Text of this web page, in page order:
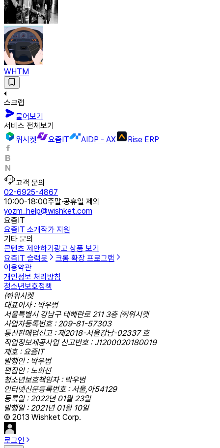
WHTM
스크랩
물어보기
서비스 전체보기
위시켓
요즘IT AIDP - AX Rise ERP
고객 문의
02-6925-4867
10:00-18:00주말·공휴일 제외
yozm_help@wishket.com
요즘IT
요즘IT 소개작가 지원
기타 문의
콘텐츠 제안하기 광고 상품 보기
요즘IT 슬랙봇
크롬 확장 프로그램
이용약관
개인정보 처리방침
청소년보호정책
㈜위시켓
대표이사 : 박우범
서울특별시 강남구 테헤란로 211 3층 ㈜위시켓
사업자등록번호 : 209-81-57303
통신판매업신고 : 제2018-서울강남-02337 호
직업정보제공사업 신고번호 : J1200020180019
제호 : 요즘IT
발행인 : 박우범
편집인 : 노희선
청소년보호책임자 : 박우범
인터넷신문등록번호 : 서울,아54129
등록일 : 2022년 01월 23일
발행일 : 2021년 01월 10일
© 2013 Wishket Corp.
로그인